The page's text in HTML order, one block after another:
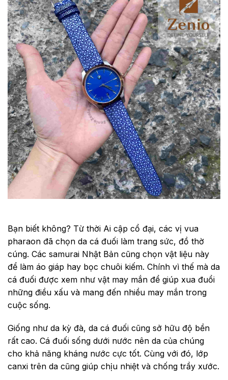
Bạn biết không? Từ thời Ai cập cổ đại, các vị vua
pharaon đã chọn da cá đuối làm trang sức, đồ thờ
cúng. Các samurai Nhật Bản cũng chọn vật liệu này
để làm áo giáp hay bọc chuôi kiếm. Chính vì thế mà da
cá đuối được xem như vật may mắn để giúp xua đuổi
những điều xấu và mang đến nhiều may mắn trong
cuộc sống.
Giống như da kỳ đà, da cá đuối cũng sở hữu độ bền
rất cao. Cá đuối sống dưới nước nên da của chúng
cho khả năng kháng nước cực tốt. Cùng với đó, lớp
canxi trên da cũng giúp chịu nhiệt và chống trầy xước.